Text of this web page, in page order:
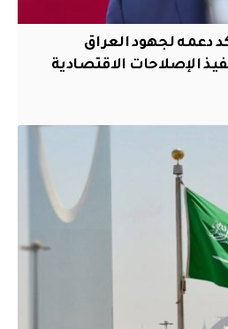
دعمه لجهود العراق
الإصلاحات الاقتصادية